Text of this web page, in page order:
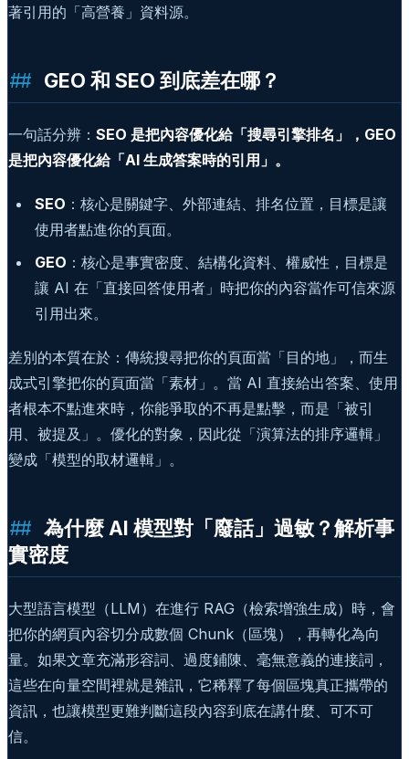
著引用的「高營養」資料源。
GEO 和 SEO 到底差在哪？
一句話分辨： SEO 是把內容優化給「搜尋引擎排名」，GEO
是把內容優化給「AI 生成答案時的引用」。
SEO ：核心是關鍵字、外部連結、排名位置，目標是讓
使用者點進你的頁面。
GEO ：核心是事實密度、結構化資料、權威性，目標是
讓 AI 在「直接回答使用者」時把你的內容當作可信來源
引用出來。
差別的本質在於：傳統搜尋把你的頁面當「目的地」，而生
成式引擎把你的頁面當「素材」。當 AI 直接給出答案、使用
者根本不點進來時，你能爭取的不再是點擊，而是「被引
用、被提及」。優化的對象，因此從「演算法的排序邏輯」
變成「模型的取材邏輯」。
為什麼 AI 模型對「廢話」過敏？解析事
實密度
大型語言模型（LLM）在進行 RAG（檢索增強生成）時，會
把你的網頁內容切分成數個 Chunk（區塊），再轉化為向
量。如果文章充滿形容詞、過度鋪陳、毫無意義的連接詞，
這些在向量空間裡就是雜訊，它稀釋了每個區塊真正攜帶的
資訊，也讓模型更難判斷這段內容到底在講什麼、可不可
信。